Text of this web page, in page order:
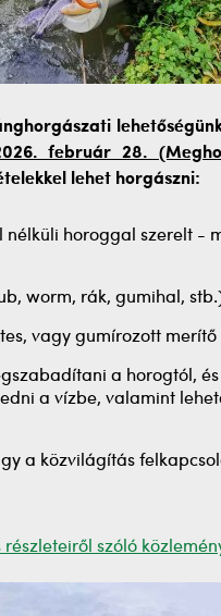
február 28.
lehet horgászni:
nélküli horoggal szerelt -
worm, rák, gumihal,
vagy gumírozott
a horogtól,
a vízbe, valamint
a közvilágítás
szóló